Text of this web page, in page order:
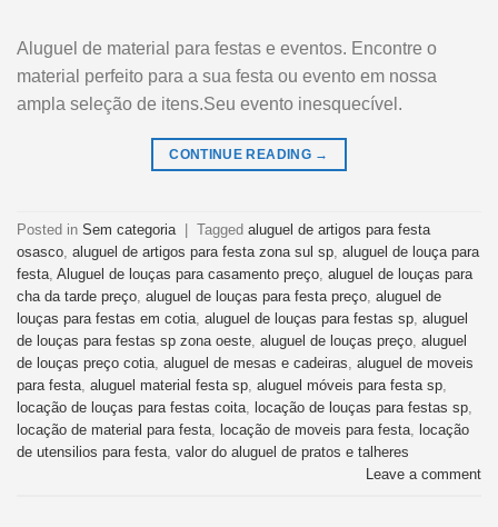
Aluguel de material para festas e eventos. Encontre o
material perfeito para a sua festa ou evento em nossa
ampla seleção de itens.Seu evento inesquecível.
CONTINUE READING →
Posted in Sem categoria Tagged aluguel de artigos para festa
osasco aluguel de artigos para festa zona sul sp aluguel de louça para
festa Aluguel de louças para casamento preço aluguel de louças para
cha da tarde preço aluguel de louças para festa preço aluguel de
louças para festas em cotia aluguel de louças para festas sp aluguel
de louças para festas sp zona oeste aluguel de louças preço aluguel
de louças preço cotia aluguel de mesas e cadeiras aluguel de moveis
para festa aluguel material festa sp aluguel móveis para festa sp
locação de louças para festas coita
locação de louças para festas sp
locação de material para festa
locação de moveis para festa
locação
de utensilios para festa valor do aluguel de pratos e talheres
Leave a comment